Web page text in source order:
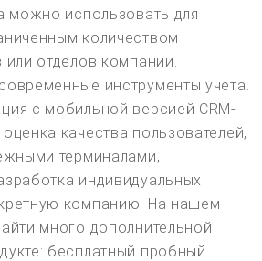
можно использовать для
количеством
или отделов компании.
инструменты учета.
с мобильной версией CRM-
качества пользователей,
терминалами,
индивидуальных
компанию. На нашем
много дополнительной
бесплатный пробный